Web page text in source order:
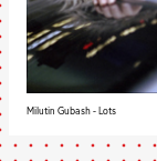
Milutin Gubash - Lots